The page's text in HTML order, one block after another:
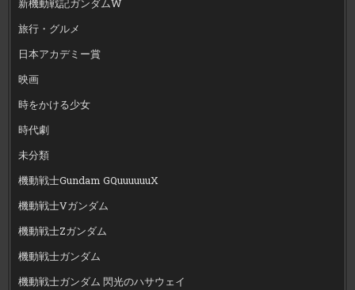
新機動戦記ガンダムW
旅行・グルメ
日本アカデミー賞
映画
時をかける少女
時代劇
未分類
機動戦士Gundam GQuuuuuuX
機動戦士Vガンダム
機動戦士Zガンダム
機動戦士ガンダム
機動戦士ガンダム 閃光のハサウェイ